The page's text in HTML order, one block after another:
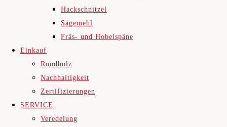
Hackschnitzel
Sägemehl
Fräs- und Hobelspäne
Einkauf
Rundholz
Nachhaltigkeit
Zertifizierungen
SERVICE
Veredelung